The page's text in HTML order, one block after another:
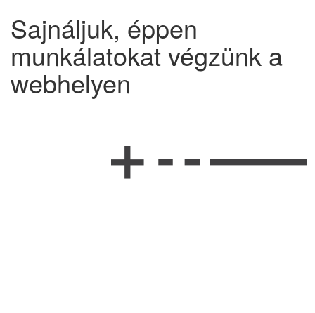
Sajnáljuk, éppen
munkálatokat végzünk a
webhelyen